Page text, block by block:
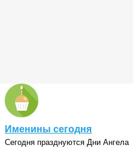
Именины сегодня
Сегодня празднуются Дни Ангела